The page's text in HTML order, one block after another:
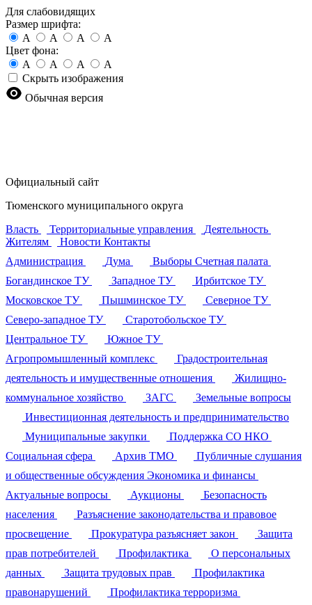
Для слабовидящих
Размер шрифта:
A
A A
A
Цвет фона:
A
A A
A
Скрыть изображения
Обычная версия
Официальный сайт
Тюменского муниципального округа
Власть
Территориальные управления
Деятельность
Жителям
Новости Контакты
Администрация
Дума Выборы Счетная палата
Богандинское ТУ
Западное ТУ
Ирбитское ТУ
Московское ТУ
Пышминское ТУ
Северное ТУ
Северо-западное ТУ
Старотобольское ТУ
Центральное ТУ
Южное ТУ
Агропромышленный комплекс
Градостроительная
деятельность и имущественные отношения
Жилищно-
коммунальное хозяйство
ЗАГС
Земельные вопросы
Инвестиционная деятельность и предпринимательство
Муниципальные закупки
Поддержка СО НКО
Социальная сфера
Архив ТМО
Публичные слушания
и общественные обсуждения Экономика и финансы
Актуальные вопросы
Аукционы
Безопасность
населения
Разъяснение законодательства и правовое
просвещение
Прокуратура разъясняет закон
Защита
прав потребителей
Профилактика
О персональных
данных
Защита трудовых прав
Профилактика
правонарушений
Профилактика терроризма